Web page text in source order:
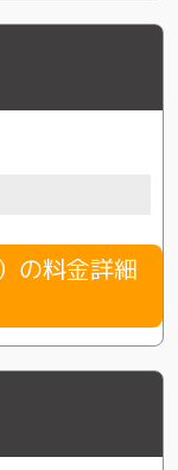
の料金詳細